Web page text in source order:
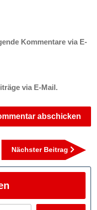
Kommentare via E-
via E-Mail.
Nächster Beitrag